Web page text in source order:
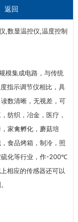
返回
,数显温控仪,温度控制
模集成电路，与传统
指示调节仪相比，具
数清晰，无视差，可
纺织，冶金，医疗，
家禽孵化，蘑菇培
食品烤箱，制冷，照
化等行业，作-200℃
相应的传感器还可以